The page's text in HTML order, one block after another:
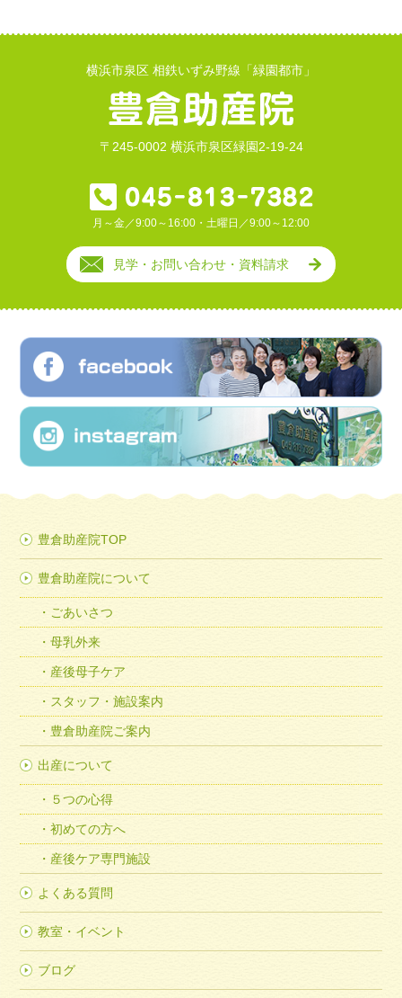
横浜市泉区 相鉄いずみ野線「緑園都市」
〒245-0002 横浜市泉区緑園2-19-24
月～金／9:00～16:00・土曜日／9:00～12:00
見学・お問い合わせ・資料請求
豊倉助産院TOP
豊倉助産院について
ごあいさつ
母乳外来
産後母子ケア
スタッフ・施設案内
豊倉助産院ご案内
出産について
５つの心得
初めての方へ
産後ケア専門施設
よくある質問
教室・イベント
ブログ